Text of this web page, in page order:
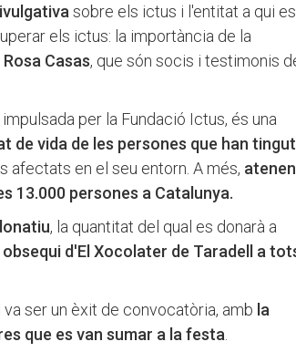
sobre els ictus i l'entitat a qui
els ictus: la importància de la
Casas, que són socis i testimonis
per la Fundació Ictus, és una
de vida de les persones que han
afectats en el seu entorn. A més,
13.000 persones a Catalunya.
, la quantitat del qual es donarà a
d'El Xocolater de Taradell a
ser un èxit de convocatòria, amb la
que es van sumar a la festa